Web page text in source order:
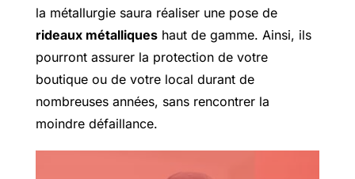
la métallurgie saura réaliser une pose de
rideaux métalliqueshaut de gamme. Ainsi, ils
pourront assurer la protection de votre
boutique ou de votre local durant de
nombreuses années, sans rencontrer la
moindre défaillance.